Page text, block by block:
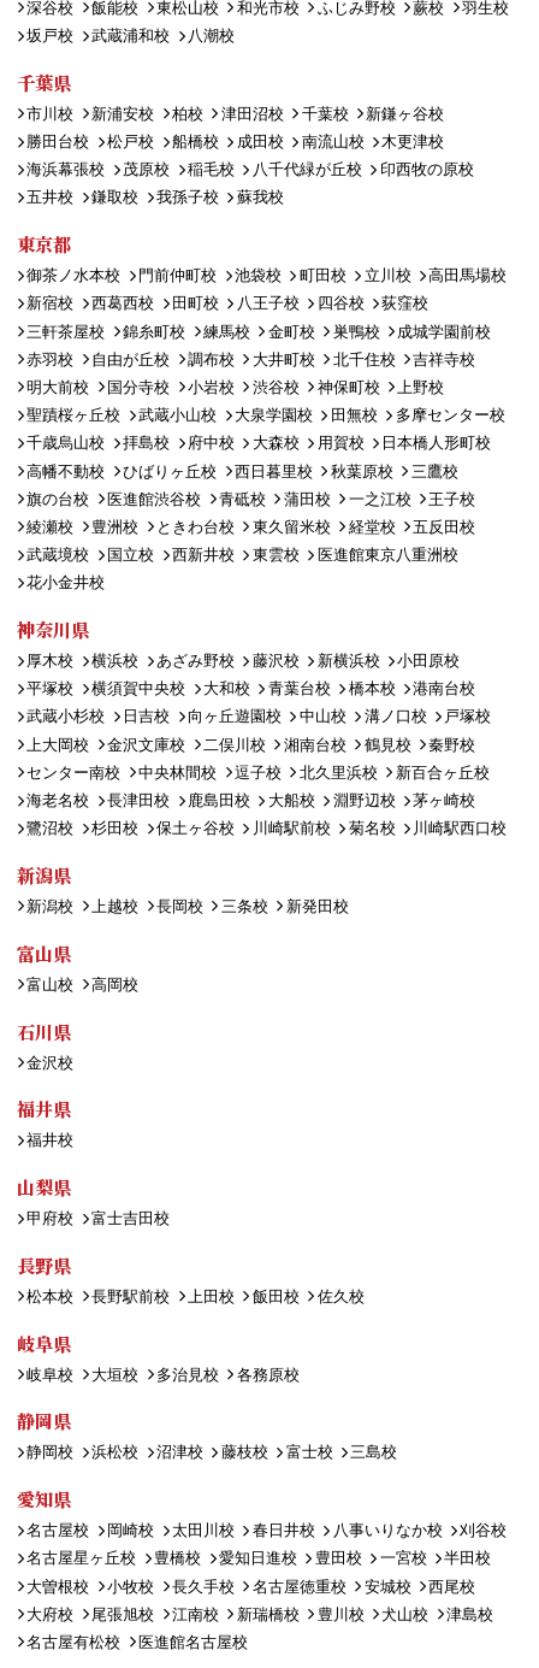
深谷校 飯能校 東松山校 和光市校 ふじみ野校 蕨校
羽生校
坂戸校
武蔵浦和校 八潮校
千葉県
市川校 新浦安校 柏校 津田沼校 千葉校
新鎌ヶ谷校
勝田台校
松戸校 船橋校 成田校 南流山校
木更津校
海浜幕張校
茂原校 稲毛校 八千代緑が丘校
印西牧の原校
五井校
鎌取校 我孫子校 蘇我校
東京都
御茶ノ水本校 門前仲町校 池袋校 町田校 立川校
高田馬場校
新宿校
西葛西校 田町校 八王子校 四谷校
荻窪校
三軒茶屋校
錦糸町校 練馬校 金町校 巣鴨校
成城学園前校
赤羽校
自由が丘校 調布校 大井町校 北千住校
吉祥寺校
明大前校
国分寺校 小岩校 渋谷校 神保町校
上野校
聖蹟桜ヶ丘校
武蔵小山校 大泉学園校 田無校
多摩センター校
千歳烏山校
拝島校 府中校 大森校 用賀校
日本橋人形町校
高幡不動校
ひばりヶ丘校 西日暮里校 秋葉原校
三鷹校
旗の台校
医進館渋谷校 青砥校 蒲田校 一之江校
王子校
綾瀬校
豊洲校 ときわ台校 東久留米校 経堂校
五反田校
武蔵境校
国立校 西新井校 東雲校
医進館東京八重洲校
花小金井校
神奈川県
厚木校 横浜校 あざみ野校 藤沢校 新横浜校
小田原校
平塚校
横須賀中央校 大和校 青葉台校 橋本校
港南台校
武蔵小杉校
日吉校 向ヶ丘遊園校 中山校 溝ノ口校
戸塚校
上大岡校
金沢文庫校 二俣川校 湘南台校 鶴見校
秦野校
センター南校
中央林間校 逗子校 北久里浜校
新百合ヶ丘校
海老名校
長津田校 鹿島田校 大船校 淵野辺校
茅ヶ崎校
鷺沼校
杉田校 保土ヶ谷校 川崎駅前校 菊名校 川崎駅西口校
新潟県
新潟校 上越校 長岡校 三条校 新発田校
富山県
富山校 高岡校
石川県
金沢校
福井県
福井校
山梨県
甲府校 富士吉田校
長野県
松本校 長野駅前校 上田校 飯田校 佐久校
岐阜県
岐阜校 大垣校 多治見校 各務原校
静岡県
静岡校 浜松校 沼津校 藤枝校 富士校 三島校
愛知県
名古屋校 岡崎校 太田川校 春日井校 八事いりなか校
刈谷校
名古屋星ヶ丘校
豊橋校 愛知日進校 豊田校 一宮校
半田校
大曽根校
小牧校 長久手校 名古屋徳重校 安城校
西尾校
大府校
尾張旭校 江南校 新瑞橋校 豊川校 犬山校
津島校
名古屋有松校
医進館名古屋校